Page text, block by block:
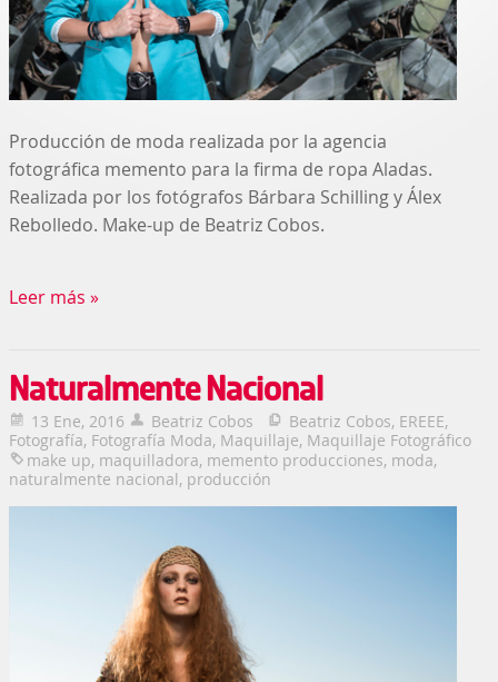
Producción de moda realizada por la agencia
fotográfica memento para la firma de ropa Aladas.
Realizada por los fotógrafos Bárbara Schilling y Álex
Rebolledo. Make-up de Beatriz Cobos.
Leer más »
Naturalmente Nacional
13 Ene, 2016 Beatriz Cobos Beatriz Cobos, EREEE,
Fotografía, Fotografía Moda, Maquillaje, Maquillaje Fotográfico
make up, maquilladora, memento producciones, moda,
naturalmente nacional, producción